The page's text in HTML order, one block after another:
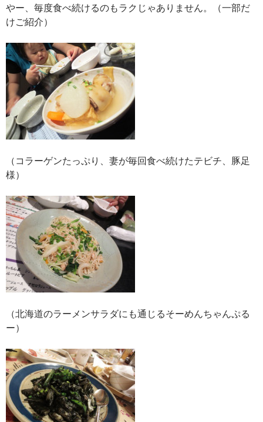
やー、毎度食べ続けるのもラクじゃありません。（一部だ
けご紹介）
（コラーゲンたっぷり、妻が毎回食べ続けたテビチ、豚足
様）
（北海道のラーメンサラダにも通じるそーめんちゃんぷる
ー）